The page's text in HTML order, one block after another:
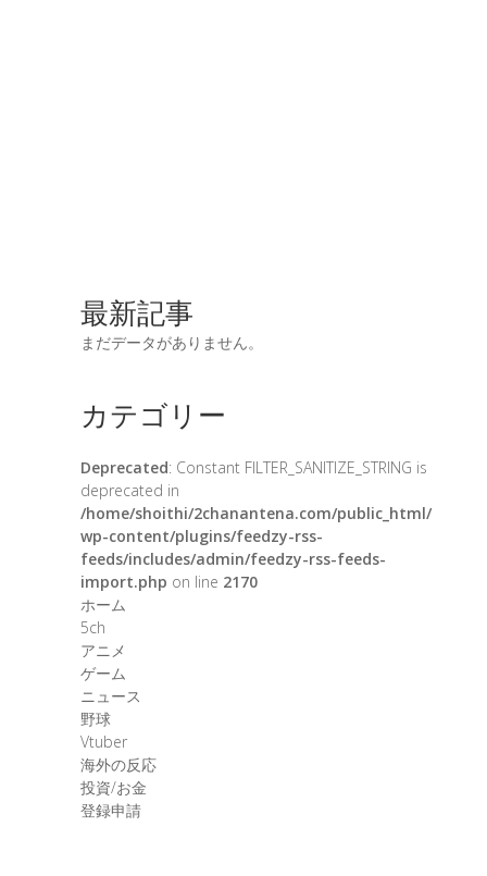
最新記事
まだデータがありません。
カテゴリー
Deprecated: Constant FILTER_SANITIZE_STRING is
deprecated in
/home/shoithi/2chanantena.com/public_html/
wp-content/plugins/feedzy-rss-
feeds/includes/admin/feedzy-rss-feeds-
import.php on line 2170
ホーム
5ch
アニメ
ゲーム
ニュース
野球
Vtuber
海外の反応
投資/お金
登録申請